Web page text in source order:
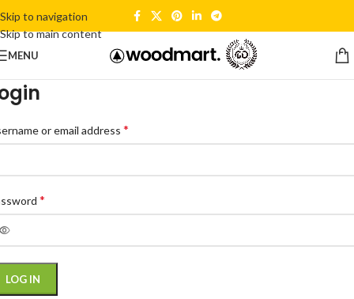
Skip to navigation
Skip to main content
MENU
or email address *
*
LOG IN